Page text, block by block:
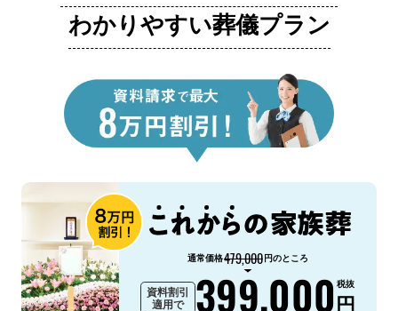
わかりやすい葬儀プラン
通常価格479,000円のところ
資料割引
適用で
399,000円
税抜